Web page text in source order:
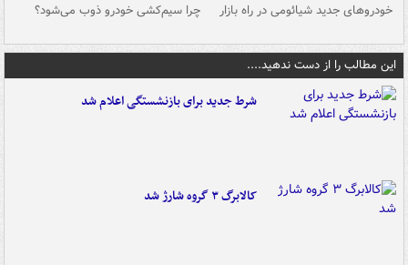
خودروهای جدید شیائومی در راه بازار چرا سیم‌کشی خودرو ذوب می‌شود؟
این مطالب را از دست ندهید....
شرط جدید برای بازنشستگی اعلام شد
کالابرگ ۳ گروه شارژ شد